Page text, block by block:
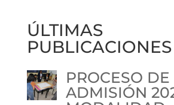
ÚLTIMAS
PUBLICACIONES
PROCESO DE
ADMISIÓN